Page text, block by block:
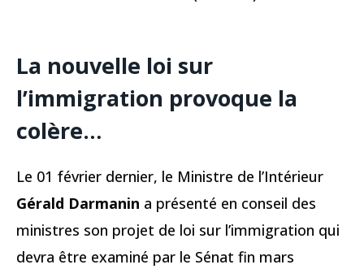
La nouvelle loi sur
l’immigration provoque la
colère…
Le 01 février dernier, le Ministre de l’Intérieur
Gérald Darmanin a présenté en conseil des
ministres son projet de loi sur l’immigration qui
devra être examiné par le Sénat fin mars